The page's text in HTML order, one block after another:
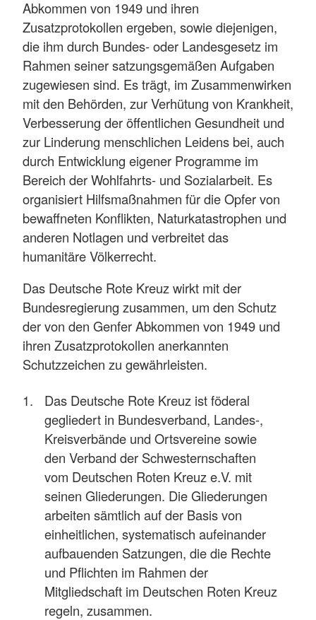
Abkommen von 1949 und ihren
Zusatzprotokollen ergeben, sowie diejenigen,
die ihm durch Bundes- oder Landesgesetz im
Rahmen seiner satzungsgemäßen Aufgaben
zugewiesen sind. Es trägt, im Zusammenwirken
mit den Behörden, zur Verhütung von Krankheit,
Verbesserung der öffentlichen Gesundheit und
zur Linderung menschlichen Leidens bei, auch
durch Entwicklung eigener Programme im
Bereich der Wohlfahrts- und Sozialarbeit. Es
organisiert Hilfsmaßnahmen für die Opfer von
bewaffneten Konflikten, Naturkatastrophen und
anderen Notlagen und verbreitet das
humanitäre Völkerrecht.
Das Deutsche Rote Kreuz wirkt mit der
Bundesregierung zusammen, um den Schutz
der von den Genfer Abkommen von 1949 und
ihren Zusatzprotokollen anerkannten
Schutzzeichen zu gewährleisten.
Das Deutsche Rote Kreuz ist föderal
gegliedert in Bundesverband, Landes-,
Kreisverbände und Ortsvereine sowie
den Verband der Schwesternschaften
vom Deutschen Roten Kreuz e.V. mit
seinen Gliederungen. Die Gliederungen
arbeiten sämtlich auf der Basis von
einheitlichen, systematisch aufeinander
aufbauenden Satzungen, die die Rechte
und Pflichten im Rahmen der
Mitgliedschaft im Deutschen Roten Kreuz
regeln, zusammen.